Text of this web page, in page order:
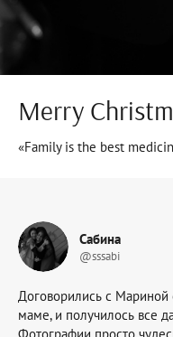
Мerry
«Family is the best
Сабина
@sssabi
Договорились с
маме, и получилось все